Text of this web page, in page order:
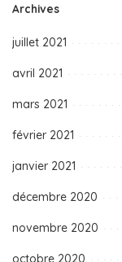
Archives
juillet 2021
avril 2021
mars 2021
février 2021
janvier 2021
décembre 2020
novembre 2020
octobre 2020